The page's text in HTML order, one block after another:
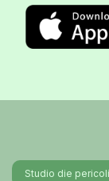
Studio die pericoli